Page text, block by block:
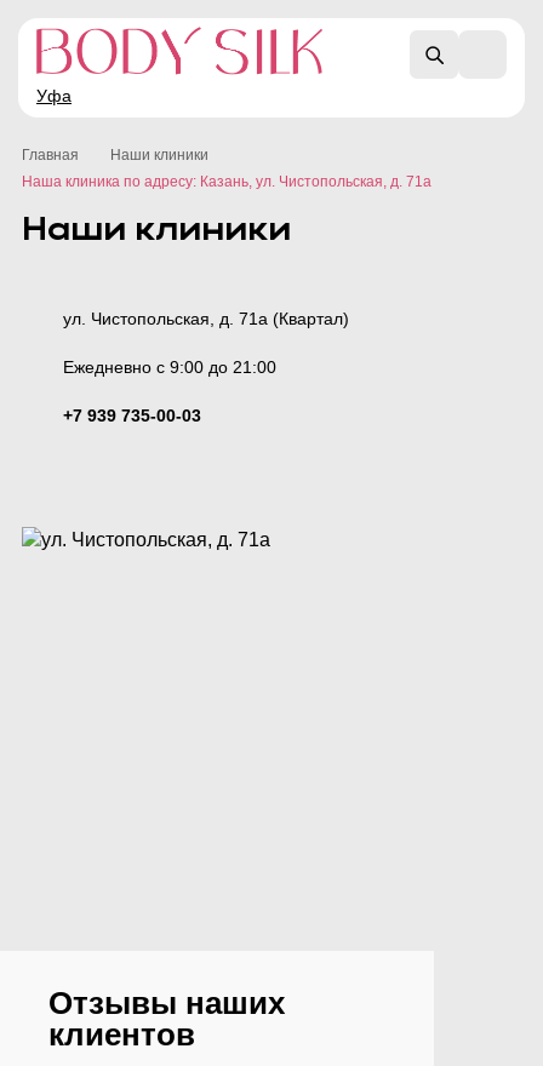
Уфа
Главная
Наши клиники
Наша клиника по адресу: Казань, ул. Чистопольская, д. 71а
Наши клиники
ул. Чистопольская, д. 71а (Квартал)
Ежедневно с 9:00 до 21:00
+7 939 735-00-03
Отзывы наших
клиентов